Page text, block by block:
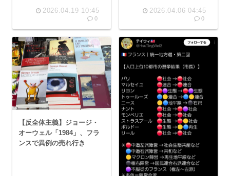
2026.04.19 10:45
0
2026.04.06 04:45
0
【反全体主義】ジョージ・
オーウェル「1984」、フラ
ンスで異例の売れ行き